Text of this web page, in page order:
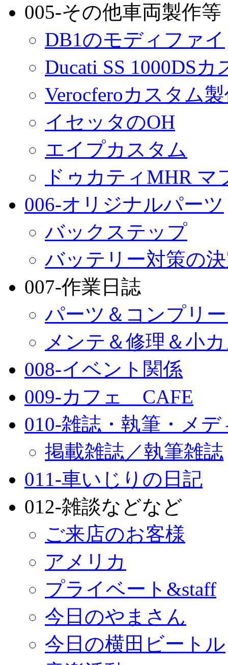
005-その他車両製作等
DB1のモディファイ
Ducati SS 1000DSカ
Verocferoカスタム
イセッタのOH
エイプカスタム
ドゥカティMHR マ
006-オリジナルパーツ
バックステップ
バッテリー対策の
007-作業日誌
パーツ＆コンプリ
メンテ＆修理＆小
008-イベント関係
009-カフェ CAFE
010-雑誌・執筆・メ
掲載雑誌／執筆雑誌
011-車いじりの日記
012-雑談などなど
ご来店のお客様
アメリカ
プライベート&staff
今日のやまさん
今日の横田ビートル